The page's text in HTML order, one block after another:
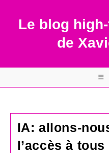
contentLe blog
de
IA: allons-
l’accès à tous